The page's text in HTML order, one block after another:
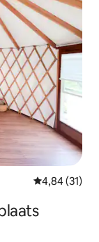
Gemiddelde
4,84 (31)